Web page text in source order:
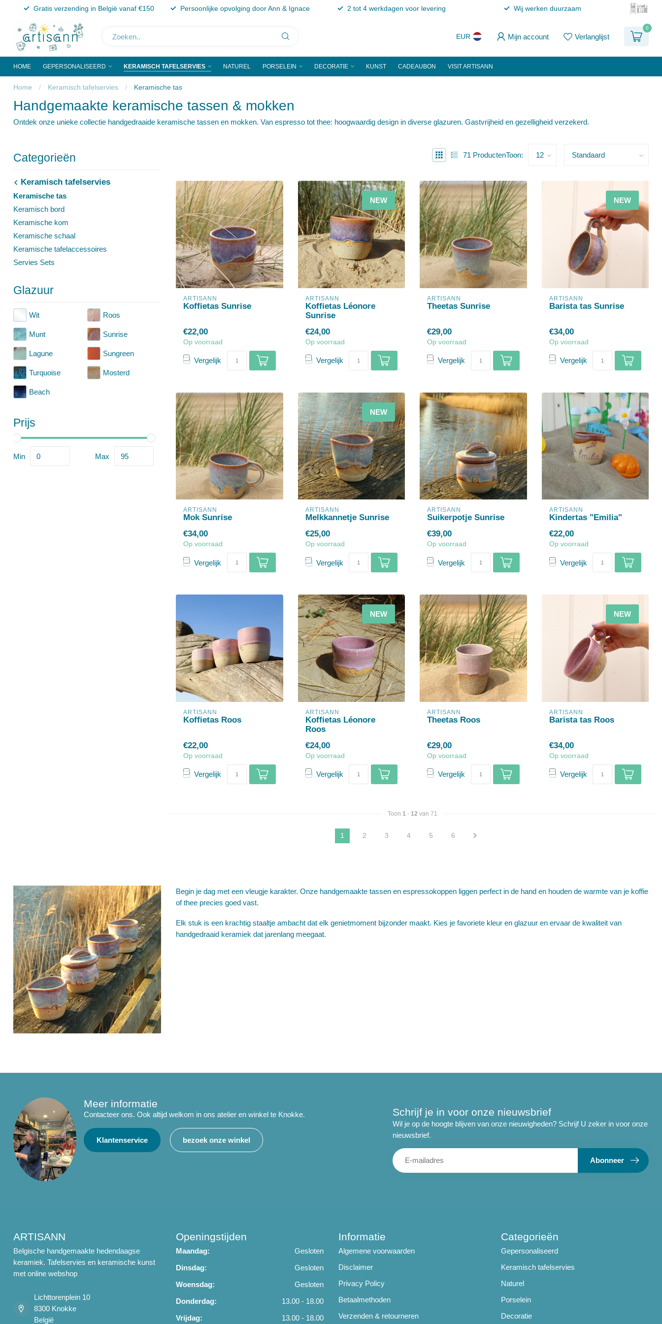
Gratis verzending in België vanaf €150 Persoonlijke opvolging door Ann & Ignace 2 tot 4 werkdagen voor levering Wij werken duurzaam
EUR Mijn account Verlanglijst
0
HOME GEPERSONALISEERD KERAMISCH TAFELSERVIES NATUREL PORSELEIN DECORATIE KUNST CADEAUBON VISIT ARTISANN
Home / Keramisch tafelservies / Keramische tas
Handgemaakte keramische tassen & mokken
Ontdek onze unieke collectie handgedraaide keramische tassen en mokken. Van espresso tot thee: hoogwaardig design in diverse glazuren. Gastvrijheid en gezelligheid verzekerd.
Categorieën
Keramisch tafelservies
Keramische tas
Keramisch bord
Keramische kom
Keramische schaal
Keramische tafelaccessoires
Servies Sets
Glazuur
Wit Roos
Munt Sunrise
Lagune Sungreen
Turquoise Mosterd
Beach
Prijs
Min Max
71 ProductenToon:
ARTISANN
Koffietas Sunrise
€22,00
Op voorraad
Vergelijk
NEW
ARTISANN
Koffietas Léonore
Sunrise
€24,00
Op voorraad
Vergelijk
ARTISANN
Theetas Sunrise
€29,00
Op voorraad
Vergelijk
NEW
ARTISANN
Barista tas Sunrise
€34,00
Op voorraad
Vergelijk
ARTISANN
Mok Sunrise
€34,00
Op voorraad
Vergelijk
NEW
ARTISANN
Melkkannetje Sunrise
€25,00
Op voorraad
Vergelijk
ARTISANN
Suikerpotje Sunrise
€39,00
Op voorraad
Vergelijk
ARTISANN
Kindertas "Emilia"
€22,00
Op voorraad
Vergelijk
ARTISANN
Koffietas Roos
€22,00
Op voorraad
Vergelijk
NEW
ARTISANN
Koffietas Léonore
Roos
€24,00
Op voorraad
Vergelijk
ARTISANN
Theetas Roos
€29,00
Op voorraad
Vergelijk
NEW
ARTISANN
Barista tas Roos
€34,00
Op voorraad
Vergelijk
Toon 1 - 12 van 71
1 2 3 4 5 6
Begin je dag met een vleugje karakter. Onze handgemaakte tassen en espressokoppen liggen perfect in de hand en houden de warmte van je koffie
of thee precies goed vast.
Elk stuk is een krachtig staaltje ambacht dat elk genietmoment bijzonder maakt. Kies je favoriete kleur en glazuur en ervaar de kwaliteit van
handgedraaid keramiek dat jarenlang meegaat.
Meer informatie
Contacteer ons. Ook altijd welkom in ons atelier en winkel te Knokke.
Klantenservice bezoek onze winkel
Schrijf je in voor onze nieuwsbrief
Wil je op de hoogte blijven van onze nieuwigheden? Schrijf U zeker in voor onze
nieuwsbrief.
Abonneer
ARTISANN
Belgische handgemaakte hedendaagse
keramiek. Tafelservies en keramische kunst
met online webshop
Lichttorenplein 10
8300 Knokke
België
Openingstijden
Maandag:
Gesloten
Dinsdag:
Gesloten
Woensdag:
Gesloten
Donderdag:
13.00 - 18.00
Vrijdag:
13.00 - 18.00
Informatie
Algemene voorwaarden
Disclaimer
Privacy Policy
Betaalmethoden
Verzenden & retourneren
Categorieën
Gepersonaliseerd
Keramisch tafelservies
Naturel
Porselein
Decoratie